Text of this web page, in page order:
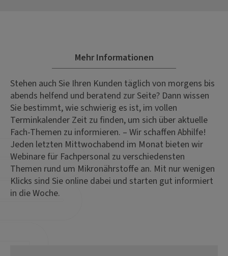
Mehr Informationen
Stehen auch Sie Ihren Kunden täglich von morgens bis
abends helfend und beratend zur Seite? Dann wissen
Sie bestimmt, wie schwierig es ist, im vollen
Terminkalender Zeit zu finden, um sich über aktuelle
Fach-Themen zu informieren. – Wir schaffen Abhilfe!
Jeden letzten Mittwochabend im Monat bieten wir
Webinare für Fachpersonal zu verschiedensten
Themen rund um Mikronährstoffe an. Mit nur wenigen
Klicks sind Sie online dabei und starten gut informiert
in die Woche.